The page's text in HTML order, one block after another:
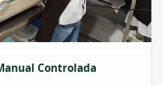
Controlada